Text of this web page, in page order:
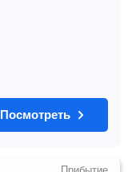
Посмотреть